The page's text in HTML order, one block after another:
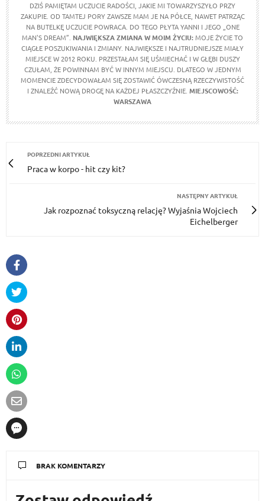
DZIŚ PAMIĘTAM UCZUCIE RADOŚCI, JAKIE MI TOWARZYSZYŁO PRZY
ZAKUPIE. OD TAMTEJ PORY ZAWSZE MAM JE NA PÓŁCE, NAWET PATRZĄC
NA BUTELKĘ UCZUCIE POWRACA. DO TEGO PŁYTA YANNI I JEGO „ONE
MAN'S DREAM”. NAJWIĘKSZA ZMIANA W MOIM ŻYCIU:MOJE ŻYCIE TO
CIĄGŁE POSZUKIWANIA I ZMIANY. NAJWIĘKSZE I NAJTRUDNIEJSZE MIAŁY
MIEJSCE W 2012 ROKU. PRZESTAŁAM SIĘ UŚMIECHAĆ I W GŁĘBI DUSZY
CZUŁAM, ŻE POWINNAM BYĆ W INNYM MIEJSCU. DLATEGO W JEDNYM
MOMENCIE ZDECYDOWAŁAM SIĘ ZOSTAWIĆ ÓWCZESNĄ RZECZYWISTOŚĆ
I ZNALEŹĆ NOWĄ DROGĘ NA KAŻDEJ PŁASZCZYŹNIE. MIEJSCOWOŚĆ:
WARSZAWA
POPRZEDNI ARTYKUŁ
Praca w korpo - hit czy kit?
NASTĘPNY ARTYKUŁ
Jak rozpoznać toksyczną relację? Wyjaśnia Wojciech
Eichelberger
BRAK KOMENTARZY